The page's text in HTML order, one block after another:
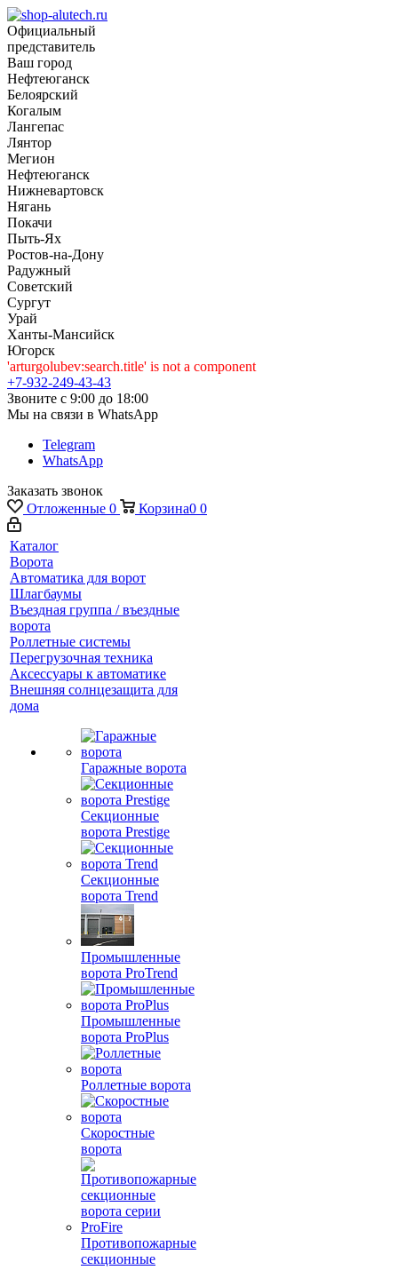
Официальный
представитель
Ваш город
Нефтеюганск
Белоярский
Когалым
Лангепас
Лянтор
Мегион
Нефтеюганск
Нижневартовск
Нягань
Покачи
Пыть-Ях
Рoстов-на-Дону
Радужный
Советский
Сургут
Урай
Ханты-Мансийск
Югорск
'arturgolubev:search.title' is not a component
+7-932-249-43-43
Звоните с 9:00 до 18:00
Мы на связи в WhatsApp
Telegram
WhatsApp
Заказать звонок
Отложенные 0 Корзина0 0
Каталог
Ворота
Автоматика для ворот
Шлагбаумы
Въездная группа / въездные
ворота
Роллетные системы
Перегрузочная техника
Аксессуары к автоматике
Внешняя солнцезащита для
дома
Гаражные ворота
Секционные
ворота Prestige
Секционные
ворота Trend
Промышленные
ворота ProTrend
Промышленные
ворота ProPlus
Роллетные ворота
Скоростные
ворота
Противопожарные
секционные